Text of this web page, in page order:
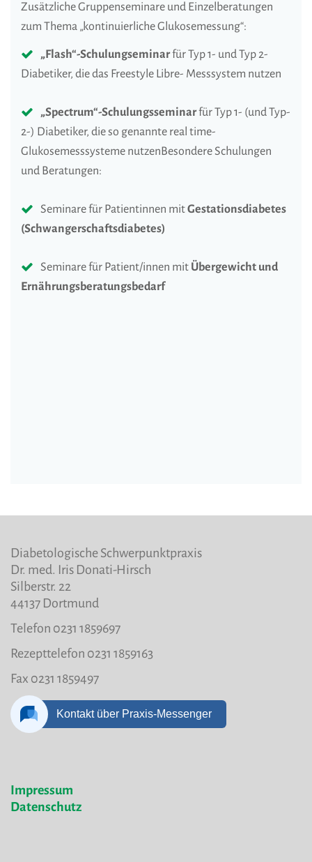
Zusätzliche Gruppenseminare und Einzelberatungen
zum Thema „kontinuierliche Glukosemessung“:
„Flash“-Schulungseminarfür Typ 1- und Typ 2-
Diabetiker, die das Freestyle Libre- Messsystem nutzen
„Spectrum“-Schulungsseminarfür Typ 1- (und Typ-
2-) Diabetiker, die so genannte real time-
Glukosemesssysteme nutzenBesondere Schulungen
und Beratungen:
Seminare für Patientinnen mitGestationsdiabetes
(Schwangerschaftsdiabetes)
Seminare für Patient/innen mit Übergewicht und
Ernährungsberatungsbedarf
Diabetologische Schwerpunktpraxis
Dr. med. Iris Donati-Hirsch
Silberstr. 22
44137 Dortmund
Telefon 0231 1859697
Rezepttelefon 0231 1859163
Fax 0231 1859497
Impressum
Datenschutz